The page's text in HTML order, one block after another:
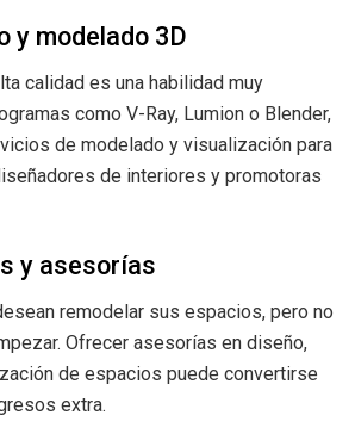
y modelado 3D
calidad es una habilidad muy
como V-Ray, Lumion o Blender,
de modelado y visualización para
de interiores y promotoras
y asesorías
remodelar sus espacios, pero no
Ofrecer asesorías en diseño,
de espacios puede convertirse
extra.